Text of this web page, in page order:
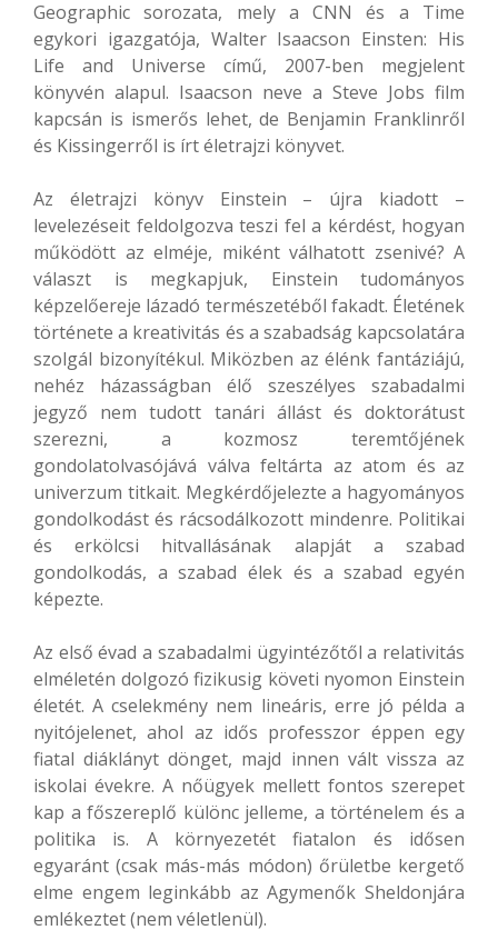
Geographic sorozata, mely a CNN és a Time
egykori igazgatója, Walter Isaacson Einsten: His
Life and Universe című, 2007-ben megjelent
könyvén alapul. Isaacson neve a Steve Jobs film
kapcsán is ismerős lehet, de Benjamin Franklinről
és Kissingerről is írt életrajzi könyvet.
Az életrajzi könyv Einstein – újra kiadott –
levelezéseit feldolgozva teszi fel a kérdést, hogyan
működött az elméje, miként válhatott zsenivé? A
választ is megkapjuk, Einstein tudományos
képzelőereje lázadó természetéből fakadt. Életének
története a kreativitás és a szabadság kapcsolatára
szolgál bizonyítékul. Miközben az élénk fantáziájú,
nehéz házasságban élő szeszélyes szabadalmi
jegyző nem tudott tanári állást és doktorátust
szerezni, a kozmosz teremtőjének
gondolatolvasójává válva feltárta az atom és az
univerzum titkait. Megkérdőjelezte a hagyományos
gondolkodást és rácsodálkozott mindenre. Politikai
és erkölcsi hitvallásának alapját a szabad
gondolkodás, a szabad élek és a szabad egyén
képezte.
Az első évad a szabadalmi ügyintézőtől a relativitás
elméletén dolgozó fizikusig követi nyomon Einstein
életét. A cselekmény nem lineáris, erre jó példa a
nyitójelenet, ahol az idős professzor éppen egy
fiatal diáklányt dönget, majd innen vált vissza az
iskolai évekre. A nőügyek mellett fontos szerepet
kap a főszereplő különc jelleme, a történelem és a
politika is. A környezetét fiatalon és idősen
egyaránt (csak más-más módon) őrületbe kergető
elme engem leginkább az Agymenők Sheldonjára
emlékeztet (nem véletlenül).